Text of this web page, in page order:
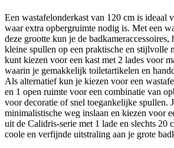
Een wastafelonderkast van 120 cm is ideaal
waar extra opbergruimte nodig is. Met een
deze grootte kun je de badkameraccessoires,
kleine spullen op een praktische en stijlvolle
kunt kiezen voor een kast met 2 lades voor
waarin je gemakkelijk toiletartikelen en
Als alternatief kun je kiezen voor een
en 1 open ruimte voor een combinatie van
voor decoratie of snel toegankelijke spullen.
minimalistische weg inslaan en kiezen voor
uit de Calidris-serie met 1 lade en slechts 20
coole en verfijnde uitstraling aan je grote